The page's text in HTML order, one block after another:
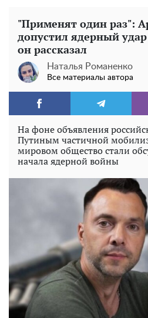
"Применят один раз":
допустил ядерный
он рассказал
Наталья Романенко
Все материалы автора
На фоне объявления
Путиным частичной
мировом общество стали
начала ядерной войны